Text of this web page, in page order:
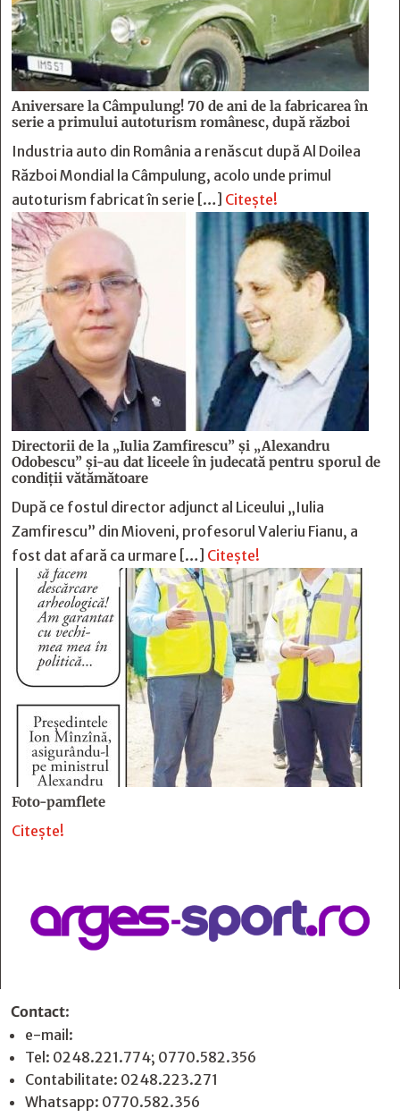
Aniversare la Câmpulung! 70 de ani de la fabricarea în
serie a primului autoturism românesc, după război
Industria auto din România a renăscut după Al Doilea
Război Mondial la Câmpulung, acolo unde primul
autoturism fabricat în serie […] Citește!
Directorii de la „Iulia Zamfirescu” și „Alexandru
Odobescu” și-au dat liceele în judecată pentru sporul de
condiții vătămătoare
După ce fostul director adjunct al Liceului „Iulia
Zamfirescu” din Mioveni, profesorul Valeriu Fianu, a
fost dat afară ca urmare […] Citește!
Foto-pamflete
Citește!
Contact:
e-mail:
Tel: 0248.221.774; 0770.582.356
Contabilitate: 0248.223.271
Whatsapp: 0770.582.356